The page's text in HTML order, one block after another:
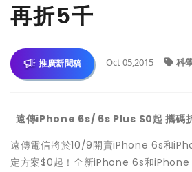
再折5千
推廣新聞稿 Oct 05,2015 科
遠傳iPhone 6s/ 6s Plus $0起 攜碼
遠傳電信將於10/9開賣iPhone 6s和
定方案$0起！全新iPhone 6s和iPhone